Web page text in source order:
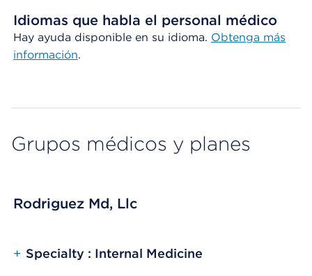
Idiomas que habla el personal médico
Hay ayuda disponible en su idioma. Obtenga más
información.
Grupos médicos y planes
Rodriguez Md, Llc
+ Specialty : Internal Medicine